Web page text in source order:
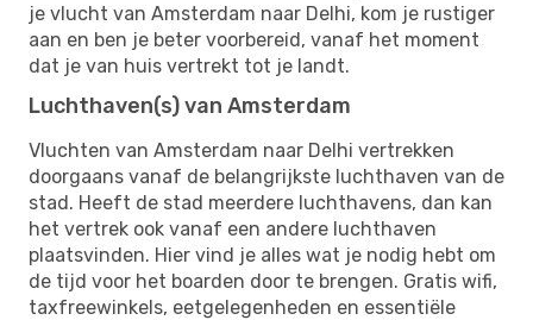
je vlucht van Amsterdam naar Delhi, kom je rustiger
aan en ben je beter voorbereid, vanaf het moment
dat je van huis vertrekt tot je landt.
Luchthaven(s) van Amsterdam
Vluchten van Amsterdam naar Delhi vertrekken
doorgaans vanaf de belangrijkste luchthaven van de
stad. Heeft de stad meerdere luchthavens, dan kan
het vertrek ook vanaf een andere luchthaven
plaatsvinden. Hier vind je alles wat je nodig hebt om
de tijd voor het boarden door te brengen. Gratis wifi,
taxfreewinkels, eetgelegenheden en essentiële